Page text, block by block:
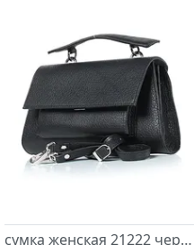
сумка женская 21222 черный/серый